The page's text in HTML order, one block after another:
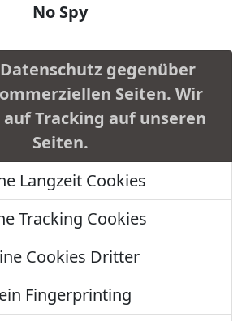
No Spy
gegenüber
Seiten. Wir
Tracking auf unseren
Seiten.
Langzeit Cookies
Tracking Cookies
Cookies Dritter
Fingerprinting